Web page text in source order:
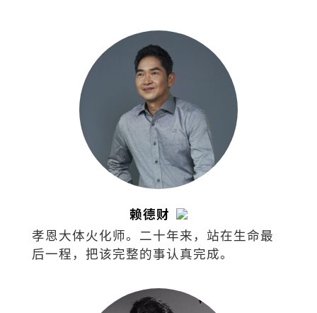
赖德财
孝恩大体火化师。二十年来，站在生命最
后一程，把该完整的事认真完成。